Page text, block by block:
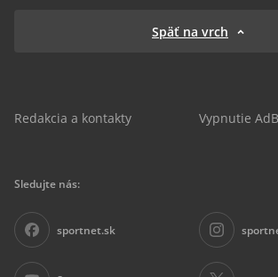
Späť na vrch
Redakcia a kontakty Vypnutie
Sledujte nás:
sportnet.sk